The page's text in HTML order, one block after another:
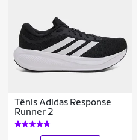
Tênis Adidas Response
Runner 2